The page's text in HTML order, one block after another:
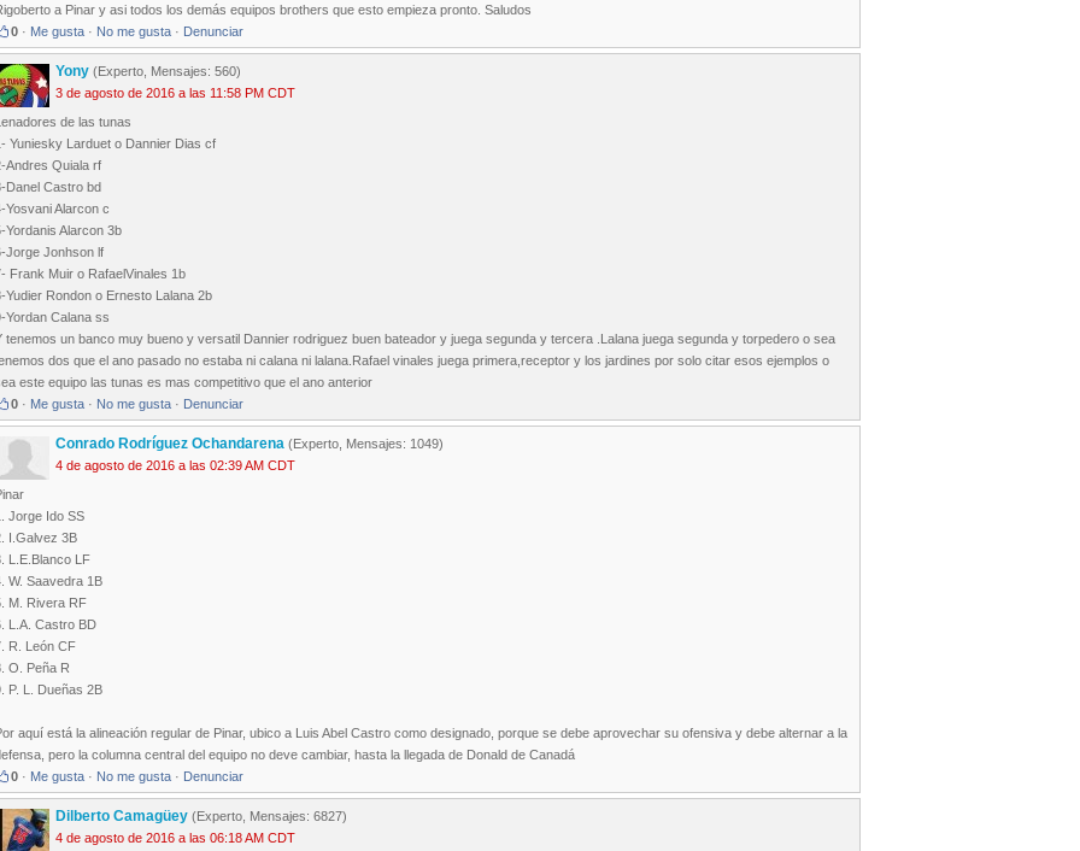
a Pinar y asi todos los demás equipos brothers que esto empieza pronto. Saludos
0 · Me gusta · No me gusta · Denunciar
Yony (Experto, Mensajes: 560)
3 de agosto de 2016 a las 11:58 PM CDT
de las tunas
Yuniesky Larduet o Dannier Dias cf
Andres Quiala rf
Danel Castro bd
Yosvani Alarcon c
Yordanis Alarcon 3b
Jorge Jonhson lf
Frank Muir o RafaelVinales 1b
Yudier Rondon o Ernesto Lalana 2b
Yordan Calana ss
tenemos un banco muy bueno y versatil Dannier rodriguez buen bateador y juega segunda y tercera .Lalana juega segunda y torpedero o sea
dos que el ano pasado no estaba ni calana ni lalana.Rafael vinales juega primera,receptor y los jardines por solo citar esos ejemplos o
este equipo las tunas es mas competitivo que el ano anterior
0 · Me gusta · No me gusta · Denunciar
Conrado Rodríguez Ochandarena (Experto, Mensajes: 1049)
4 de agosto de 2016 a las 02:39 AM CDT
Jorge Ido SS
I.Galvez 3B
L.E.Blanco LF
W. Saavedra 1B
M. Rivera RF
L.A. Castro BD
R. León CF
O. Peña R
P. L. Dueñas 2B
aquí está la alineación regular de Pinar, ubico a Luis Abel Castro como designado, porque se debe aprovechar su ofensiva y debe alternar a la
pero la columna central del equipo no deve cambiar, hasta la llegada de Donald de Canadá
0 · Me gusta · No me gusta · Denunciar
Dilberto Camagüey (Experto, Mensajes: 6827)
4 de agosto de 2016 a las 06:18 AM CDT